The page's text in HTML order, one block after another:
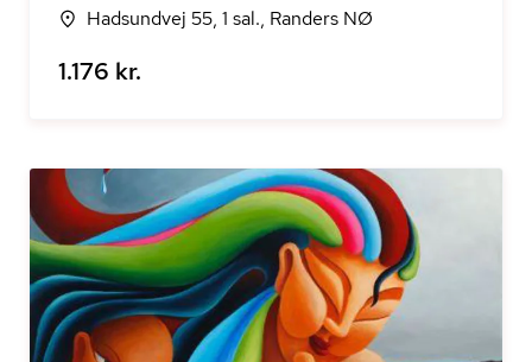
Hadsundvej 55, 1 sal., Randers NØ
1.176 kr.